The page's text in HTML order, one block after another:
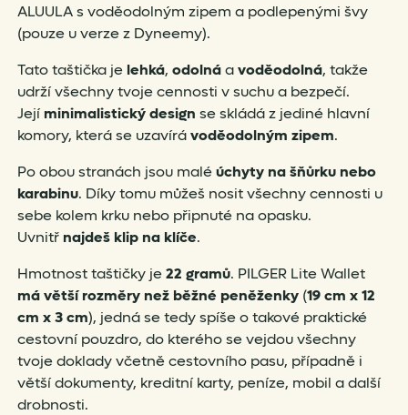
ALUULA s voděodolným zipem a podlepenými švy
(pouze u verze z Dyneemy).
Tato taštička je lehká, odolnáavoděodolná, takže
udrží všechny tvoje cennosti v suchu a bezpečí.
Její minimalistický design se skládá z jediné hlavní
komory, která se uzavírávoděodolným zipem.
Po obou stranách jsou maléúchyty na šňůrku nebo
karabinu. Díky tomu můžeš nosit všechny cennosti u
sebe kolem krku nebo připnuté na opasku.
Uvnitř najdeš klip na klíče.
Hmotnost taštičky je22 gramů. PILGER Lite Wallet
má větší rozměry než běžné peněženky(19 cm x 12
cm x 3 cm), jedná se tedy spíše o takové praktické
cestovní pouzdro, do kterého se vejdou všechny
tvoje doklady včetně cestovního pasu, případně i
větší dokumenty, kreditní karty, peníze, mobil a další
drobnosti.